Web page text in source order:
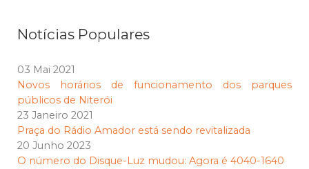
Notícias Populares
03 Mai 2021
Novos horários de funcionamento dos parques
públicos de Niterói
23 Janeiro 2021
Praça do Rádio Amador está sendo revitalizada
20 Junho 2023
O número do Disque-Luz mudou: Agora é 4040-1640